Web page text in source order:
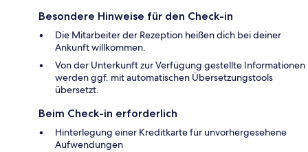
Besondere Hinweise für den Check-in
Die Mitarbeiter der Rezeption heißen dich bei deiner
Ankunft willkommen.
Von der Unterkunft zur Verfügung gestellte Informationen
werden ggf. mit automatischen Übersetzungstools
übersetzt.
Beim Check-in erforderlich
Hinterlegung einer Kreditkarte für unvorhergesehene
Aufwendungen